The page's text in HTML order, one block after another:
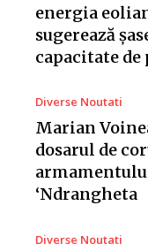
energia
sugerează
capacitate de
Diverse Noutati
Marian
dosarul de
‘Ndrangheta
Diverse Noutati